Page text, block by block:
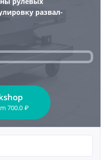
развал-
700.0 ₽